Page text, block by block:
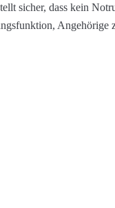
sicher, dass kein
Angehörige